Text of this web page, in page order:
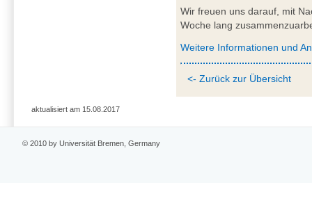
Wir freuen uns darauf, mit
Woche lang
Weitere Informationen und
<- Zurück zur Übersicht
aktualisiert am 15.08.2017
© 2010 by Universität Bremen, Germany